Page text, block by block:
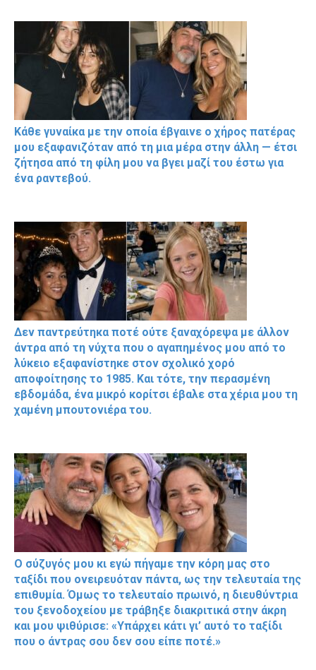
Κάθε γυναίκα με την οποία έβγαινε ο χήρος πατέρας
μου εξαφανιζόταν από τη μια μέρα στην άλλη — έτσι
ζήτησα από τη φίλη μου να βγει μαζί του έστω για
ένα ραντεβού.
Δεν παντρεύτηκα ποτέ ούτε ξαναχόρεψα με άλλον
άντρα από τη νύχτα που ο αγαπημένος μου από το
λύκειο εξαφανίστηκε στον σχολικό χορό
αποφοίτησης το 1985. Και τότε, την περασμένη
εβδομάδα, ένα μικρό κορίτσι έβαλε στα χέρια μου τη
χαμένη μπουτονιέρα του.
Ο σύζυγός μου κι εγώ πήγαμε την κόρη μας στο
ταξίδι που ονειρευόταν πάντα, ως την τελευταία της
επιθυμία. Όμως το τελευταίο πρωινό, η διευθύντρια
του ξενοδοχείου με τράβηξε διακριτικά στην άκρη
και μου ψιθύρισε: «Υπάρχει κάτι γι’ αυτό το ταξίδι
που ο άντρας σου δεν σου είπε ποτέ.»